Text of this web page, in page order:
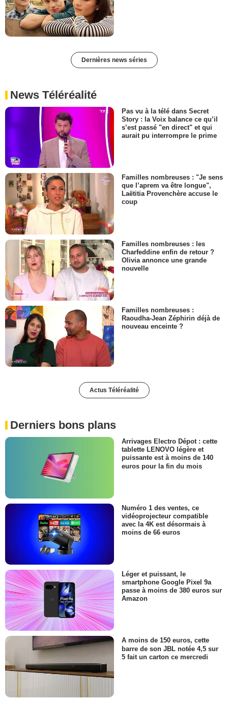
Dernières news séries
News Téléréalité
Pas vu à la télé dans Secret
Story : la Voix balance ce qu’il
s’est passé "en direct" et qui
aurait pu interrompre le prime
Familles nombreuses : "Je sens
que l’aprem va être longue",
Laëtitia Provenchère accuse le
coup
Familles nombreuses : les
Charfeddine enfin de retour ?
Olivia annonce une grande
nouvelle
Familles nombreuses :
Raoudha-Jean Zéphirin déjà de
nouveau enceinte ?
Actus Téléréalité
Derniers bons plans
Arrivages Electro Dépot : cette
tablette LENOVO légère et
puissante est à moins de 140
euros pour la fin du mois
Numéro 1 des ventes, ce
vidéoprojecteur compatible
avec la 4K est désormais à
moins de 66 euros
Léger et puissant, le
smartphone Google Pixel 9a
passe à moins de 380 euros sur
Amazon
A moins de 150 euros, cette
barre de son JBL notée 4,5 sur
5 fait un carton ce mercredi